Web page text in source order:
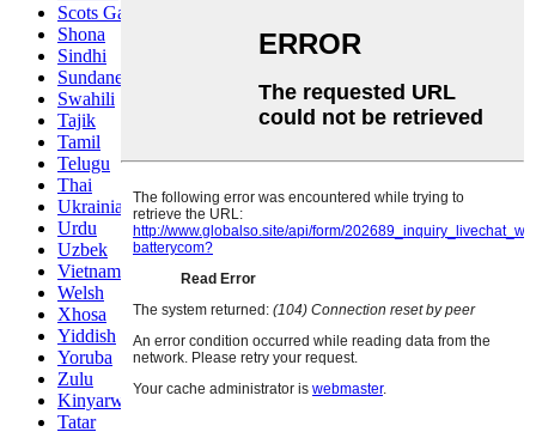
Scots Gaelic
Shona
Sindhi
Sundanese
Swahili
Tajik
Tamil
Telugu
Thai
Ukrainian
Urdu
Uzbek
Vietnamese
Welsh
Xhosa
Yiddish
Yoruba
Zulu
Kinyarwanda
Tatar